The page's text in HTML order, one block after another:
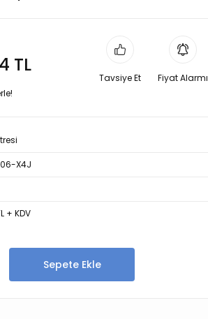
TL
Tavsiye Et Fiyat Alarmı
X4J
+ KDV
Sepete Ekle